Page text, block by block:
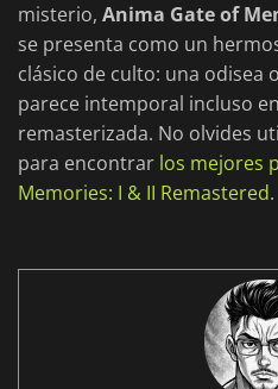
misterio, Anima Gate of
se presenta como un
clásico de culto: una odisea
parece intemporal incluso
remasterizada. No olvides
para encontrar los mejores
Memories: I & II Remastered.